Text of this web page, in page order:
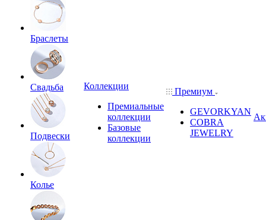
Браслеты
Свадьба
Подвески
Колье
Коллекции
Премиальные
коллекции
Базовые
коллекции
Премиум
GEVORKYAN
COBRA
JEWELRY